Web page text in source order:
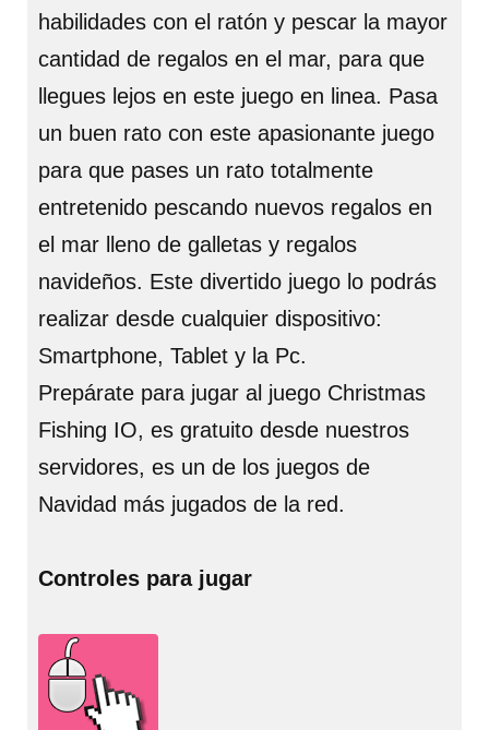
habilidades con el ratón y pescar la mayor
cantidad de regalos en el mar, para que
llegues lejos en este juego en linea. Pasa
un buen rato con este apasionante juego
para que pases un rato totalmente
entretenido pescando nuevos regalos en
el mar lleno de galletas y regalos
navideños. Este divertido juego lo podrás
realizar desde cualquier dispositivo:
Smartphone, Tablet y la Pc.
Prepárate para jugar al juego Christmas
Fishing IO, es gratuito desde nuestros
servidores, es un de los juegos de
Navidad más jugados de la red.
Controles para jugar